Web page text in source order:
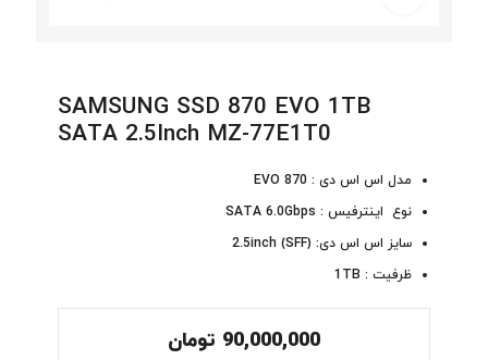
SAMSUNG SSD 870 EVO 1TB
SATA 2.5Inch MZ-77E1T0
مدل اس اس دی : 870 EVO
نوع اینترفیس : SATA 6.0Gbps
سایز اس اس دی: 2.5inch (SFF)
ظرفیت : 1TB
90,000,000 تومان